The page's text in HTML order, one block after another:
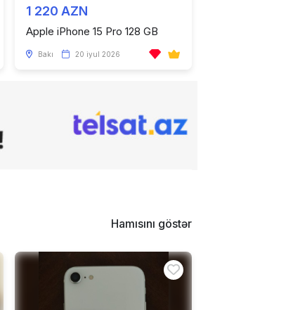
1 220 AZN
Apple iPhone 15 Pro 128 GB
Bakı 20 iyul 2026
Hamısını göstər